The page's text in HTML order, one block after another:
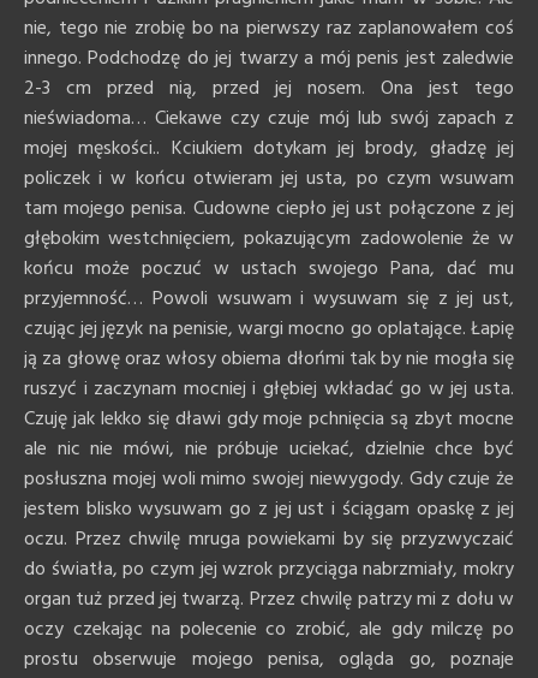
nie, tego nie zrobię bo na pierwszy raz zaplanowałem coś
innego. Podchodzę do jej twarzy a mój penis jest zaledwie
2-3 cm przed nią, przed jej nosem. Ona jest tego
nieświadoma… Ciekawe czy czuje mój lub swój zapach z
mojej męskości.. Kciukiem dotykam jej brody, gładzę jej
policzek i w końcu otwieram jej usta, po czym wsuwam
tam mojego penisa. Cudowne ciepło jej ust połączone z jej
głębokim westchnięciem, pokazującym zadowolenie że w
końcu może poczuć w ustach swojego Pana, dać mu
przyjemność… Powoli wsuwam i wysuwam się z jej ust,
czując jej język na penisie, wargi mocno go oplatające. Łapię
ją za głowę oraz włosy obiema dłońmi tak by nie mogła się
ruszyć i zaczynam mocniej i głębiej wkładać go w jej usta.
Czuję jak lekko się dławi gdy moje pchnięcia są zbyt mocne
ale nic nie mówi, nie próbuje uciekać, dzielnie chce być
posłuszna mojej woli mimo swojej niewygody. Gdy czuje że
jestem blisko wysuwam go z jej ust i ściągam opaskę z jej
oczu. Przez chwilę mruga powiekami by się przyzwyczaić
do światła, po czym jej wzrok przyciąga nabrzmiały, mokry
organ tuż przed jej twarzą. Przez chwilę patrzy mi z dołu w
oczy czekając na polecenie co zrobić, ale gdy milczę po
prostu obserwuje mojego penisa, ogląda go, poznaje